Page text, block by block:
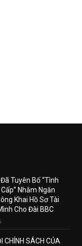
Tuyên Bố “Tình
Nhằm Ngăn
Khai Hồ Sơ Tài
Cho Đài BBC
CHÍNH SÁCH CỦA